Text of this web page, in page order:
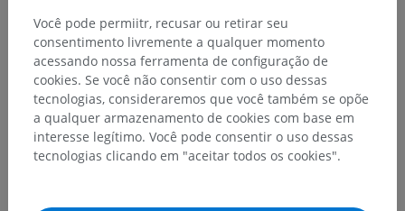
Você pode permiitr, recusar ou retirar seu
consentimento livremente a qualquer momento
acessando nossa ferramenta de configuração de
cookies. Se você não consentir com o uso dessas
tecnologias, consideraremos que você também se opõe
a qualquer armazenamento de cookies com base em
interesse legítimo. Você pode consentir o uso dessas
tecnologias clicando em "aceitar todos os cookies".